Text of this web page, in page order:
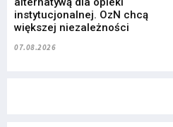
instytucjonalnej. OzN chcą
większej niezależności
07.08.2026